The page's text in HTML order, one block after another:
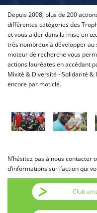
Depuis 2008, plus de 200
différentes catégories des
et vous aider dans la mise en
très nombreux à développer au
moteur de recherche vous
actions lauréates en accédant
Mixité & Diversité - Solidarité &
encore par mot clé.
N’hésitez pas à nous
d’informations sur l’action qui
Club